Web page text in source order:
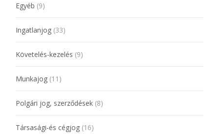
Egyéb (9)
Ingatlanjog (33)
Követelés-kezelés (9)
Munkajog (11)
Polgári jog, szerződések (8)
Társasági-és cégjog (16)